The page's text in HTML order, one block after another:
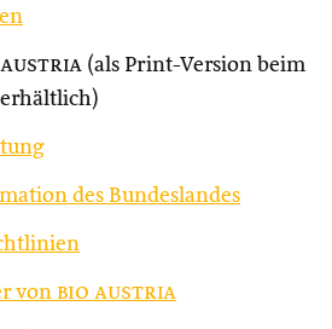
austria (als Print-Version beim
des Bundeslandes
von bio austria